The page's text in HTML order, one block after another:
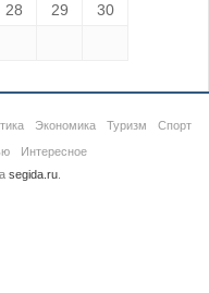
28 29
30
Экономика Туризм
Спорт
Интересное
segida.ru.